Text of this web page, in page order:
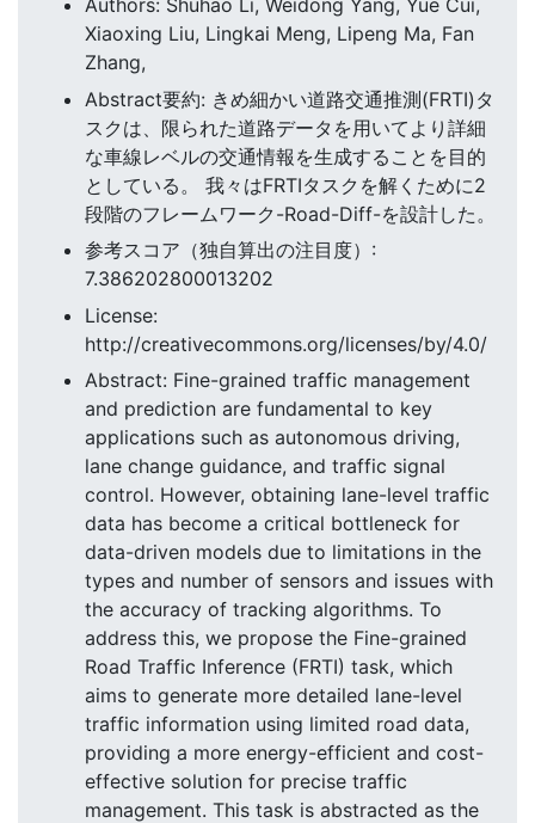
Authors: Shuhao Li, Weidong Yang, Yue Cui,
Xiaoxing Liu, Lingkai Meng, Lipeng Ma, Fan
Zhang,
Abstract要約: きめ細かい道路交通推測(FRTI)タ
スクは、限られた道路データを用いてより詳細
な車線レベルの交通情報を生成することを目的
としている。 我々はFRTIタスクを解くために2
段階のフレームワーク-Road-Diff-を設計した。
参考スコア（独自算出の注目度）:
7.386202800013202
License:
http://creativecommons.org/licenses/by/4.0/
Abstract: Fine-grained traffic management
and prediction are fundamental to key
applications such as autonomous driving,
lane change guidance, and traffic signal
control. However, obtaining lane-level traffic
data has become a critical bottleneck for
data-driven models due to limitations in the
types and number of sensors and issues with
the accuracy of tracking algorithms. To
address this, we propose the Fine-grained
Road Traffic Inference (FRTI) task, which
aims to generate more detailed lane-level
traffic information using limited road data,
providing a more energy-efficient and cost-
effective solution for precise traffic
management. This task is abstracted as the